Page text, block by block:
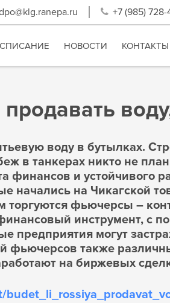
+7 (985)
НОВОСТИ КОНТАКТЫ
воду в бутылках.
в танкерах никто не
финансов и устойчивого
начались на Чикагской
торгуются фьючерсы –
инструмент, с
предприятия могут
фьючерсов также
на биржевых